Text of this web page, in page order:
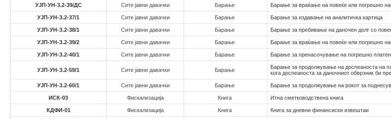
УЈП-УН-3.2-39/ДС Сите јавни давачки Барање Барање за враќање на повеќе или погрешно
УЈП-УН-З.2-37/1 Сите јавни давачки Барање Барање за издавање на аналитичка картица
УЈП-УН-З.2-38/1 Сите јавни давачки Барање Барање за пребивање на даночен долг со
УЈП-УН-З.2-39/2 Сите јавни давачки Барање Барање за враќање на повеќе или погрешно
УЈП-УН-З.2-40/1 Сите јавни давачки Барање Барање за пренасочување на погрешно
УЈП-УН-З.2-59/1 Сите јавни давачки Барање
Барање за продолжување на доспеаноста на
кога доспеаноста за даночниот обврзник би
УЈП-УН-З.2-60/1 Сите јавни давачки Барање Барање за продолжување на рокот за
ИСК-03 Фискализација Книга Итна сметководствена книга
КДФИ-01 Фискализација Книга Книга за дневни финансиски извештаи